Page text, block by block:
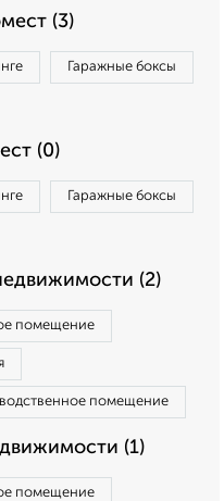
(3)
Гаражные боксы
(0)
Гаражные боксы
(2)
помещение
помещение
(1)
помещение